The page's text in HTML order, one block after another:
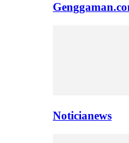
Noticianews